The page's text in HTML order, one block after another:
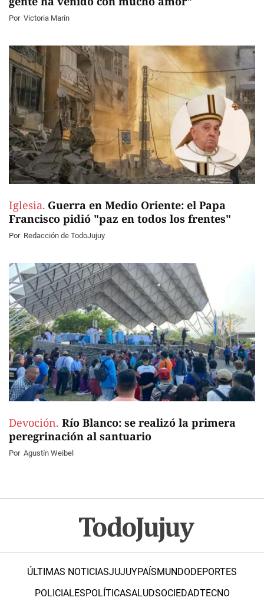
Por Victoria Marín
Iglesia. Guerra en Medio Oriente: el Papa
Francisco pidió "paz en todos los frentes"
Por Redacción de TodoJujuy
Devoción. Río Blanco: se realizó la primera
peregrinación al santuario
Por Agustín Weibel
ÚLTIMAS NOTICIASJUJUYPAÍSMUNDODEPORTES
POLICIALESPOLÍTICASALUDSOCIEDADTECNO